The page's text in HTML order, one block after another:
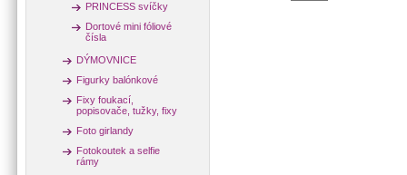
PRINCESS svíčky
Dortové mini fóliové
čísla
DÝMOVNICE
Figurky balónkové
Fixy foukací,
popisovače, tužky, fixy
Foto girlandy
Fotokoutek a selfie
rámy